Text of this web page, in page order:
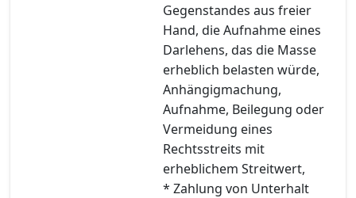
Gegenstandes aus freier
Hand, die Aufnahme eines
Darlehens, das die Masse
erheblich belasten würde,
Anhängigmachung,
Aufnahme, Beilegung oder
Vermeidung eines
Rechtsstreits mit
erheblichem Streitwert,
* Zahlung von Unterhalt